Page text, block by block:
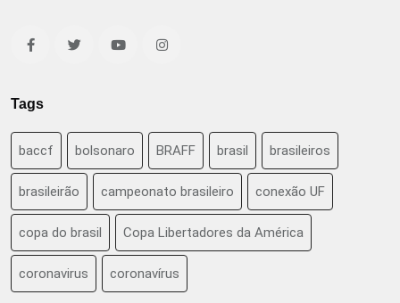
Tags
baccf bolsonaro BRAFF brasil brasileiros
brasileirão campeonato brasileiro conexão UF
copa do brasil Copa Libertadores da América
coronavirus coronavírus